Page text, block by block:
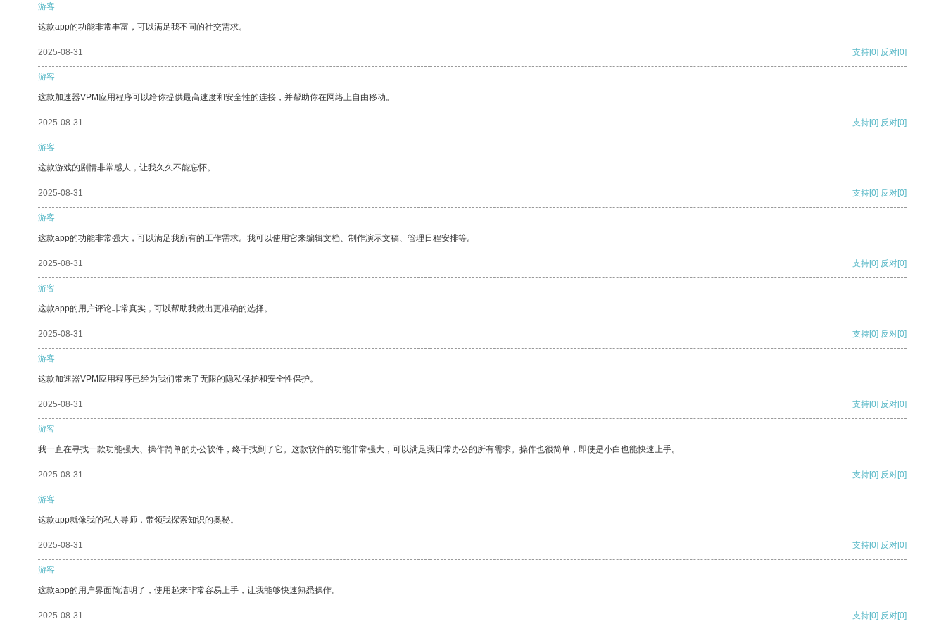
游客
这款app的功能非常丰富，可以满足我不同的社交需求。
2025-08-31 支持[0] 反对[0]
游客
这款加速器VPM应用程序可以给你提供最高速度和安全性的连接，并帮助你在网络上自由移动。
2025-08-31 支持[0] 反对[0]
游客
这款游戏的剧情非常感人，让我久久不能忘怀。
2025-08-31 支持[0] 反对[0]
游客
这款app的功能非常强大，可以满足我所有的工作需求。我可以使用它来编辑文档、制作演示文稿、管理日程安排等。
2025-08-31 支持[0] 反对[0]
游客
这款app的用户评论非常真实，可以帮助我做出更准确的选择。
2025-08-31 支持[0] 反对[0]
游客
这款加速器VPM应用程序已经为我们带来了无限的隐私保护和安全性保护。
2025-08-31 支持[0] 反对[0]
游客
我一直在寻找一款功能强大、操作简单的办公软件，终于找到了它。这款软件的功能非常强大，可以满足我日常办公的所有需求。操作也很简单，即使是小白也能快速上手。
2025-08-31 支持[0] 反对[0]
游客
这款app就像我的私人导师，带领我探索知识的奥秘。
2025-08-31 支持[0] 反对[0]
游客
这款app的用户界面简洁明了，使用起来非常容易上手，让我能够快速熟悉操作。
2025-08-31 支持[0] 反对[0]